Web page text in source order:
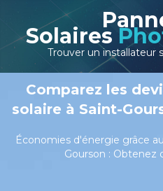
Solaires
Trouver un installateur
Comparez les
solaire à Saint-
Économies d'énergie grâce
Gourson : Obtenez